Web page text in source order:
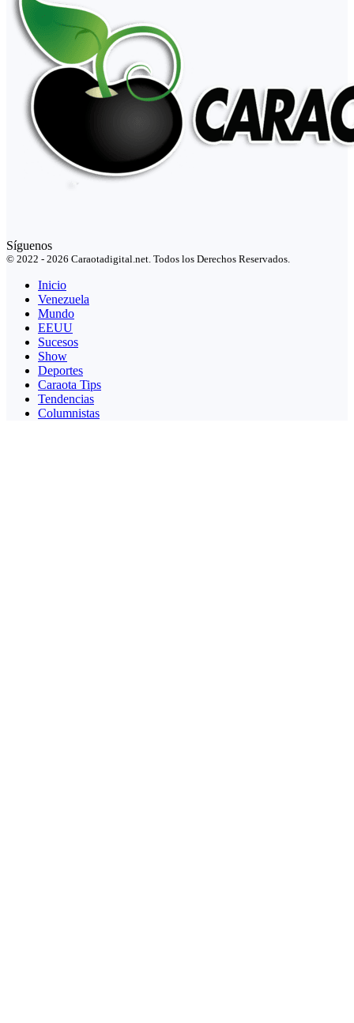
Síguenos
© 2022 - 2026 Caraotadigital.net. Todos los Derechos Reservados.
Inicio
Venezuela
Mundo
EEUU
Sucesos
Show
Deportes
Caraota Tips
Tendencias
Columnistas